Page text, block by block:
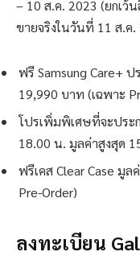
– 10 ส.ค. 2023 (ยกเว้
ขายจริงในวันที่ 11 ส.
ฟรี Samsung Care+
19,990 บาท (เฉพาะ
โปรเพิ่มพิเศษที่จะประ
18.00 น. มูลค่าสูงสุด
ฟรีเคส Clear Case มู
Pre-Order)
ลงทะเบียน